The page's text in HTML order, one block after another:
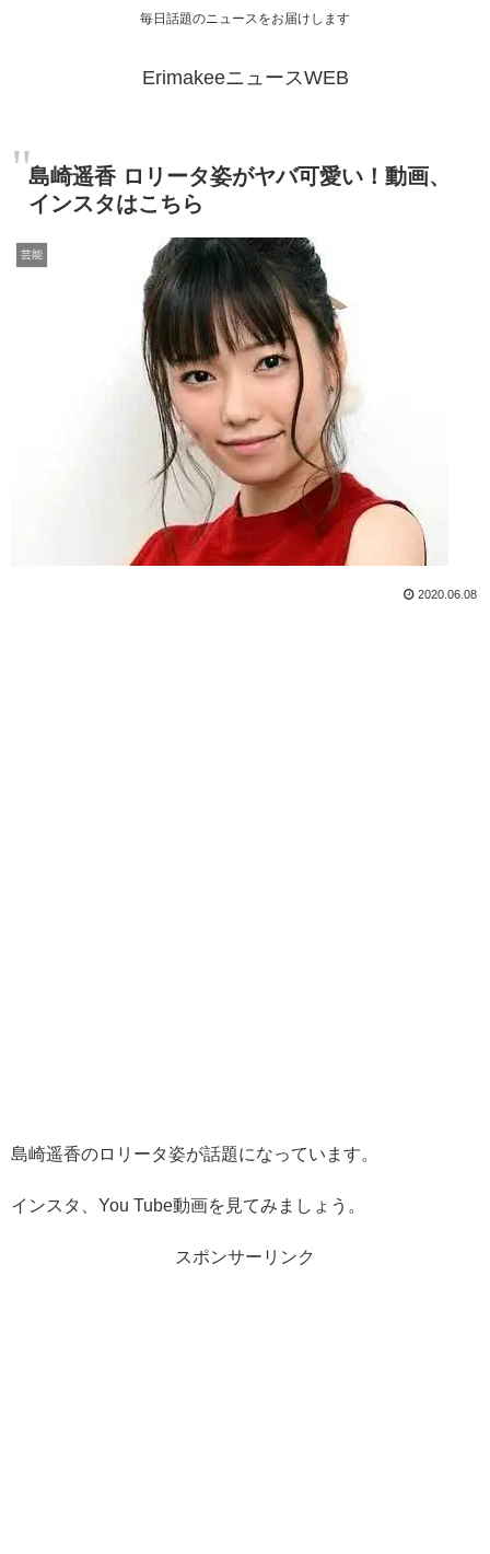
毎日話題のニュースをお届けします
ErimakeeニュースWEB
島崎遥香 ロリータ姿がヤバ可愛い！動画、
インスタはこちら
芸能
2020.06.08
島崎遥香のロリータ姿が話題になっています。
インスタ、You Tube動画を見てみましょう。
スポンサーリンク